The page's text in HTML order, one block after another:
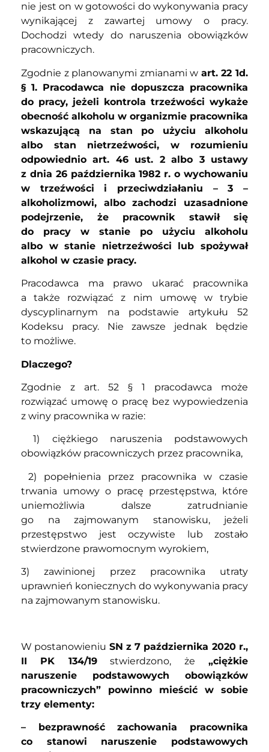
nie jest on w gotowości do wykonywania pracy
wynikającej z zawartej umowy o pracy.
Dochodzi wtedy do naruszenia obowiązków
pracowniczych.
Zgodnie z planowanymi zmianami w art. 22 1d.
§ 1. Pracodawca nie dopuszcza pracownika
do pracy, jeżeli kontrola trzeźwości wykaże
obecność alkoholu w organizmie pracownika
wskazującą na stan po użyciu alkoholu
albo stan nietrzeźwości, w rozumieniu
odpowiednio art. 46 ust. 2 albo 3 ustawy
z dnia 26 października 1982 r. o wychowaniu
w trzeźwości i przeciwdziałaniu – 3 –
alkoholizmowi, albo zachodzi uzasadnione
podejrzenie, że pracownik stawił się
do pracy w stanie po użyciu alkoholu
albo w stanie nietrzeźwości lub spożywał
alkohol w czasie pracy.
Pracodawca ma prawo ukarać pracownika
a także rozwiązać z nim umowę w trybie
dyscyplinarnym na podstawie artykułu 52
Kodeksu pracy. Nie zawsze jednak będzie
to możliwe.
Dlaczego?
Zgodnie z art. 52 § 1 pracodawca może
rozwiązać umowę o pracę bez wypowiedzenia
z winy pracownika w razie:
1) ciężkiego naruszenia podstawowych
obowiązków pracowniczych przez pracownika,
2) popełnienia przez pracownika w czasie
trwania umowy o pracę przestępstwa, które
uniemożliwia dalsze zatrudnianie
go na zajmowanym stanowisku, jeżeli
przestępstwo jest oczywiste lub zostało
stwierdzone prawomocnym wyrokiem,
3) zawinionej przez pracownika utraty
uprawnień koniecznych do wykonywania pracy
na zajmowanym stanowisku.
W postanowieniu SN z 7 października 2020 r.,
II PK 134/19stwierdzono, że „ciężkie
naruszenie podstawowych obowiązków
pracowniczych” powinno mieścić w sobie
trzy elementy:
– bezprawność zachowania pracownika
co stanowi naruszenie podstawowych